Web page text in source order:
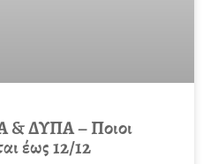
& ΔΥΠΑ – Ποιοι
έως 12/12